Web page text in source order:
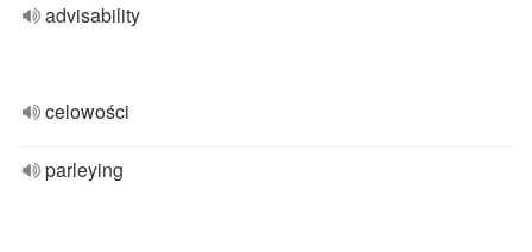
advisability
celowości
parleying